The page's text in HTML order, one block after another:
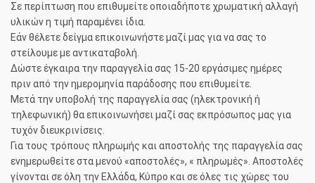
Σε περίπτωση που επιθυμείτε οποιαδήποτε χρωματική αλλαγή
υλικών η τιμή παραμένει ίδια.
Εάν θέλετε δείγμα επικοινωνήστε μαζί μας για να σας το
στείλουμε με αντικαταβολή.
Δώστε έγκαιρα την παραγγελία σας 15-20 εργάσιμες ημέρες
πριν από την ημερομηνία παράδοσης που επιθυμείτε.
Μετά την υποβολή της παραγγελία σας (ηλεκτρονική ή
τηλεφωνική) θα επικοινωνήσει μαζί σας εκπρόσωπος μας για
τυχόν διευκρινίσεις.
Για τους τρόπους πληρωμής και αποστολής της παραγγελία σας
ενημερωθείτε στα μενού «αποστολές», « πληρωμές». Αποστολές
γίνονται σε όλη την Ελλάδα, Κύπρο και σε όλες τις χώρες του